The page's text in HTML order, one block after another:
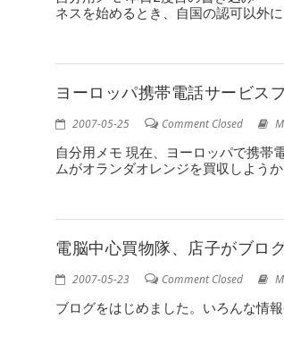
ネスを始めるとき、自国の認可以外
ヨーロッパ携帯電話サービス
2007-05-25 Comment Closed
自分用メモ 現在、ヨーロッパで携帯
ムがオランダオレンジを買収しよう
電脳中心買物隊、店子がブロ
2007-05-23 Comment Closed
ブログをはじめました。いろんな情報